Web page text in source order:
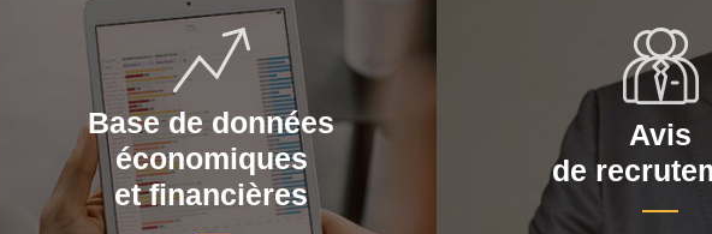
Base de données
économiques
et financières
Avis
de